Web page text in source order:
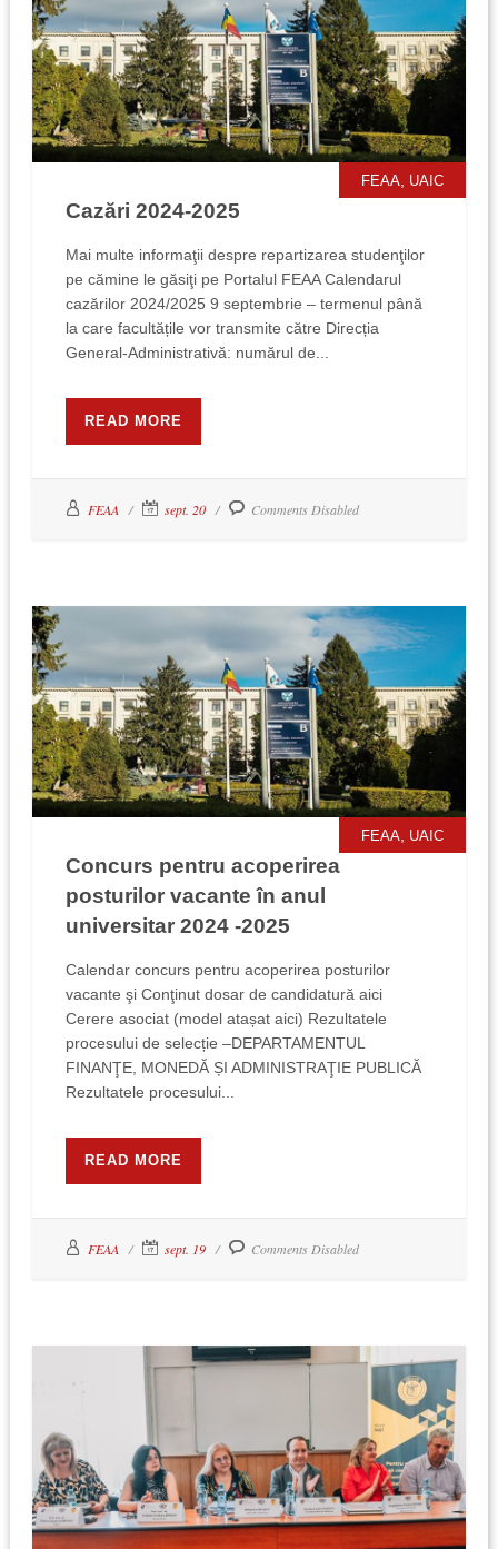
FEAA UAIC
Cazări 2024-2025
Mai multe informaţii despre repartizarea studenţilor
pe cămine le găsiţi pe Portalul FEAA Calendarul
cazărilor 2024/2025 9 septembrie – termenul până
la care facultățile vor transmite către Direcția
General-Administrativă: numărul de...
READ MORE
FEAA sept. 20 Comments Disabled
FEAA, UAIC
Concurs pentru acoperirea
posturilor vacante în anul
universitar 2024 -2025
Calendar concurs pentru acoperirea posturilor
vacante şi Conţinut dosar de candidatură aici
Cerere asociat (model atașat aici) Rezultatele
procesului de selecție –DEPARTAMENTUL
FINANŢE, MONEDĂ ȘI ADMINISTRAŢIE PUBLICĂ
Rezultatele procesului...
READ MORE
FEAA sept. 19 Comments Disabled